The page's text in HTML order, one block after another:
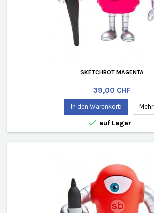
SKETCHBOT MAGENTA
Preis
39,00 CHF
In den Warenkorb Mehr
 auf Lager